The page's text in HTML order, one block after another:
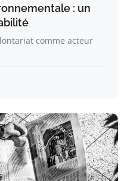
: un
comme acteur